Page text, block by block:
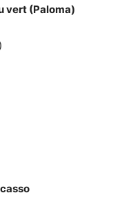
vert (Paloma)